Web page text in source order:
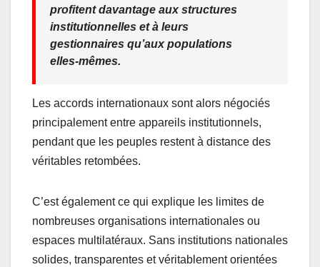
profitent davantage aux structures
institutionnelles et à leurs
gestionnaires qu’aux populations
elles-mêmes.
Les accords internationaux sont alors négociés
principalement entre appareils institutionnels,
pendant que les peuples restent à distance des
véritables retombées.
C’est également ce qui explique les limites de
nombreuses organisations internationales ou
espaces multilatéraux. Sans institutions nationales
solides, transparentes et véritablement orientées